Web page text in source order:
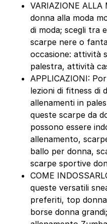
VARIAZIONE
donna alla moda
di moda; scegli tra
scarpe nere o
occasione: attività
palestra, attività
APPLICAZIONI:
lezioni di fitness di
allenamenti in
queste scarpe da
possono essere
allenamento,
ballo per donna,
scarpe sportive
COME
queste versatili
preferiti, top
borse donna